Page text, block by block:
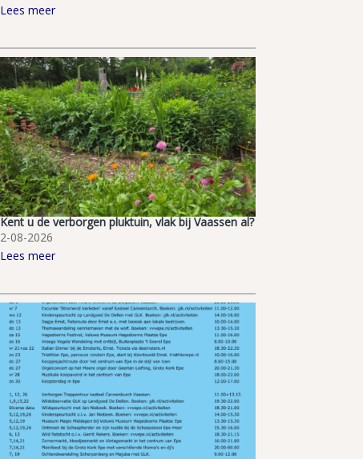
Lees meer
Kent u de verborgen pluktuin, vlak bij Vaassen al?
2-08-2026
Lees meer